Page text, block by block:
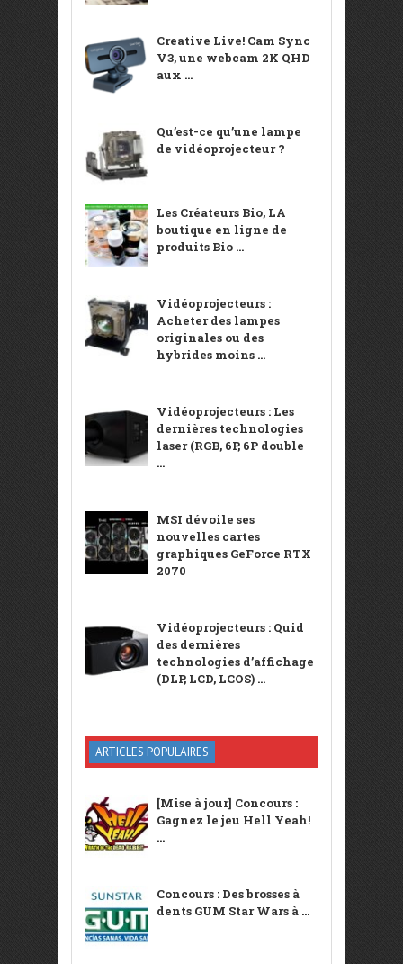
Creative Live! Cam Sync
V3, une webcam 2K QHD
aux ...
Qu’est-ce qu’une lampe
de vidéoprojecteur ?
Les Créateurs Bio, LA
boutique en ligne de
produits Bio ...
Vidéoprojecteurs :
Acheter des lampes
originales ou des
hybrides moins ...
Vidéoprojecteurs : Les
dernières technologies
laser (RGB, 6P, 6P double
...
MSI dévoile ses
nouvelles cartes
graphiques GeForce RTX
2070
Vidéoprojecteurs : Quid
des dernières
technologies d’affichage
(DLP, LCD, LCOS) ...
ARTICLES POPULAIRES
[Mise à jour] Concours :
Gagnez le jeu Hell Yeah!
...
Concours : Des brosses à
dents GUM Star Wars à ...